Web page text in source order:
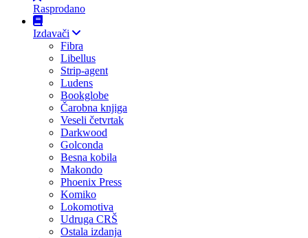
Rasprodano
Izdavači
Fibra
Libellus
Strip-agent
Ludens
Bookglobe
Čarobna knjiga
Veseli četvrtak
Darkwood
Golconda
Besna kobila
Makondo
Phoenix Press
Komiko
Lokomotiva
Udruga CRŠ
Ostala izdanja